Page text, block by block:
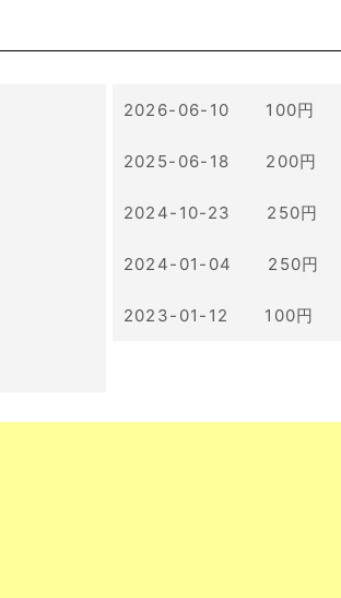
2026-06-10 100円
2025-06-18 200円
2024-10-23 250円
2024-01-04 250円
2023-01-12 100円